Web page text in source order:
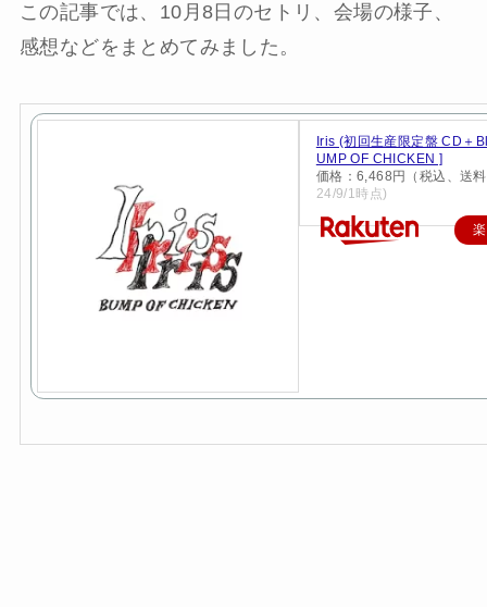
この記事では、10月8日のセトリ、会場の様子、
感想などをまとめてみました。
Iris (初回生産限定盤 CD＋
UMP OF CHICKEN ]
価格：6,468円（税込、送
24/9/1時点)